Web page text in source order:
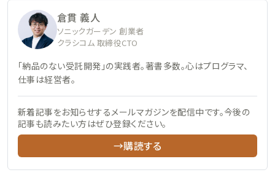
倉貫 義人
ソニックガーデン 創業者
クラシコム 取締役CTO
「納品のない受託開発」の実践者。著書多数。心はプログラマ、
仕事は経営者。
新着記事をお知らせするメールマガジンを配信中です。今後の
記事も読みたい方はぜひ登録ください。
→購読する